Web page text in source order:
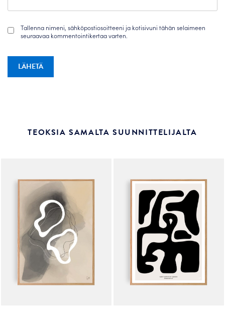
Tallenna nimeni, sähköpostiosoitteeni ja kotisivuni tähän selaimeen
seuraavaa kommentointikertaa varten.
TEOKSIA SAMALTA SUUNNITTELIJALTA